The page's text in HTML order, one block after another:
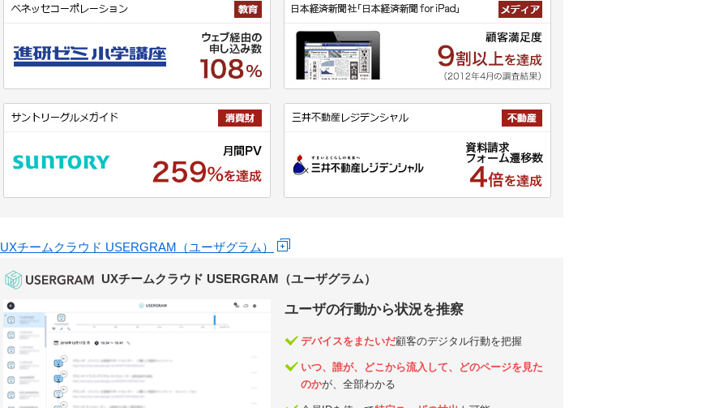
UXチームクラウド USERGRAM（ユーザグラム）
UXチームクラウド USERGRAM（ユーザグラム）
ユーザの行動から状況を推察
デバイスをまたいだ顧客のデジタル行動を把握
いつ、誰が、どこから流入して、どのページを見た
のかが、全部わかる